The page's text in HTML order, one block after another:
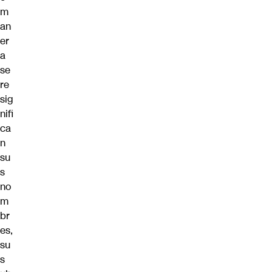
m
an
er
a
se
re
sig
nifi
ca
n
su
s
no
m
br
es,
su
s